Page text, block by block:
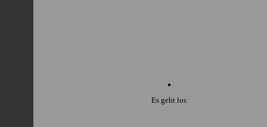
Es geht los